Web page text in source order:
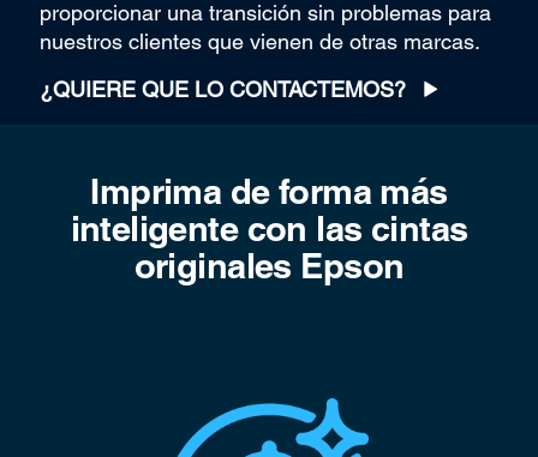
proporcionar una transición sin problemas para
nuestros clientes que vienen de otras marcas.
¿QUIERE QUE LO CONTACTEMOS?
Imprima de forma más
inteligente con las cintas
originales Epson